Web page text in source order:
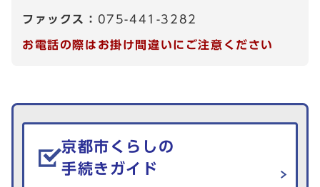
ファックス： 075-441-3282
お電話の際はお掛け間違いにご注意ください
生活情報を探す
京都市くらしの
手続きガイド